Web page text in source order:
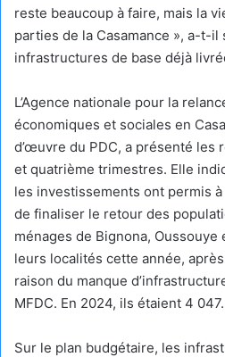
reste beaucoup à faire, mais la
parties de la Casamance », a-t-
infrastructures de base déjà
L’Agence nationale pour la
économiques et sociales en
d’œuvre du PDC, a présenté les
et quatrième trimestres. Elle
les investissements ont permis à
de finaliser le retour des
ménages de Bignona,
leurs localités cette année,
raison du manque
MFDC. En 2024, ils étaient 4 047.
Sur le plan budgétaire, les